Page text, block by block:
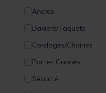
Ancres
Daviers/Taquets
Cordages/Chaines
Portes Cannes
Sécurité